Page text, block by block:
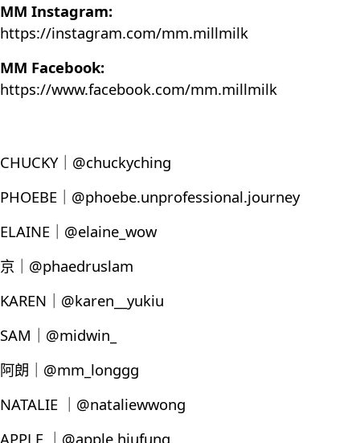
MM Instagram:
https://instagram.com/mm.millmilk
MM Facebook:
https://www.facebook.com/mm.millmilk
CHUCKY｜@chuckyching
PHOEBE｜@phoebe.unprofessional.journey
ELAINE｜@elaine_wow
京｜@phaedruslam
KAREN｜@karen__yukiu
SAM｜@midwin_
阿朗｜@mm_longgg
NATALIE ｜@nataliewwong
APPLE ｜@apple.hiufung